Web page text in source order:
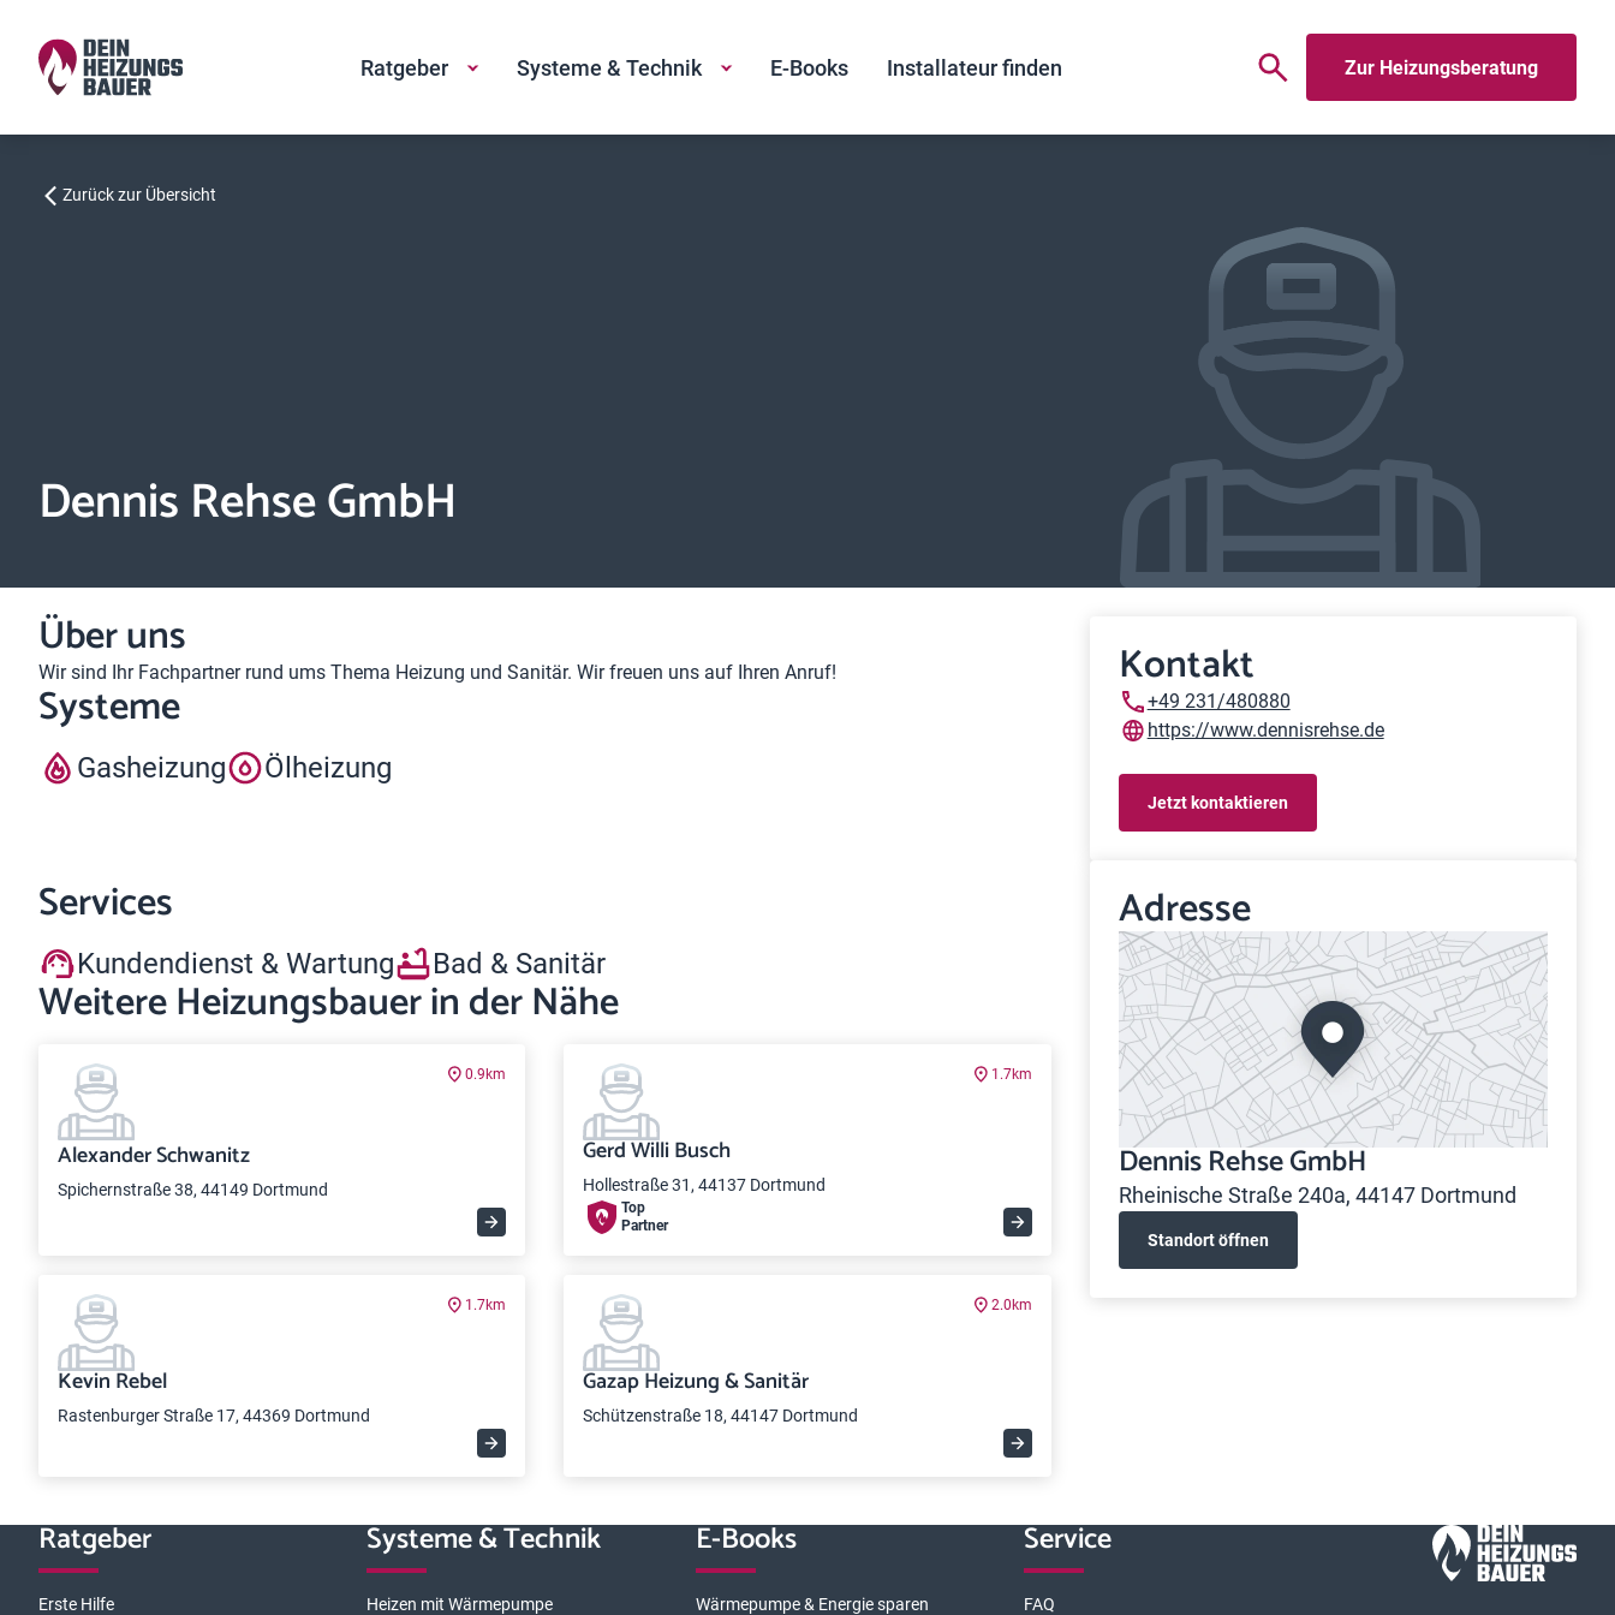
Ratgeber Systeme & Technik E-Books Installateur finden Zur Heizungsberatung
Zurück zur Übersicht
Dennis Rehse GmbH
Über uns
Wir sind Ihr Fachpartner rund ums Thema Heizung und Sanitär. Wir freuen uns auf Ihren Anruf!
Systeme
Gasheizung Ölheizung
Services
Kundendienst & Wartung Bad & Sanitär
Weitere Heizungsbauer in der Nähe
0.9km
Alexander Schwanitz
Spichernstraße 38, 44149 Dortmund
1.7km
Gerd Willi Busch
Hollestraße 31, 44137 Dortmund
Top
Partner
1.7km
Kevin Rebel
Rastenburger Straße 17, 44369 Dortmund
2.0km
Gazap Heizung & Sanitär
Schützenstraße 18, 44147 Dortmund
Kontakt
+49 231/480880
https://www.dennisrehse.de
Jetzt kontaktieren
Adresse
Dennis Rehse GmbH
Rheinische Straße 240a, 44147 Dortmund
Standort öffnen
Ratgeber
Erste Hilfe
Systeme & Technik
Heizen mit Wärmepumpe
E-Books
Wärmepumpe & Energie sparen
Service
FAQ